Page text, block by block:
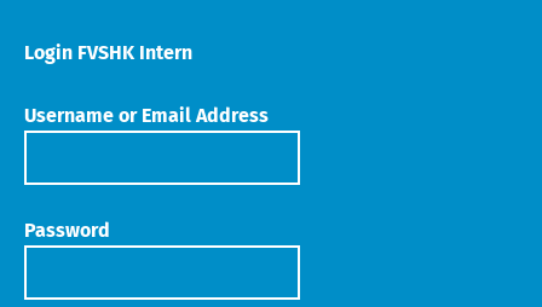
Login FVSHK Intern
Username or Email Address
Password